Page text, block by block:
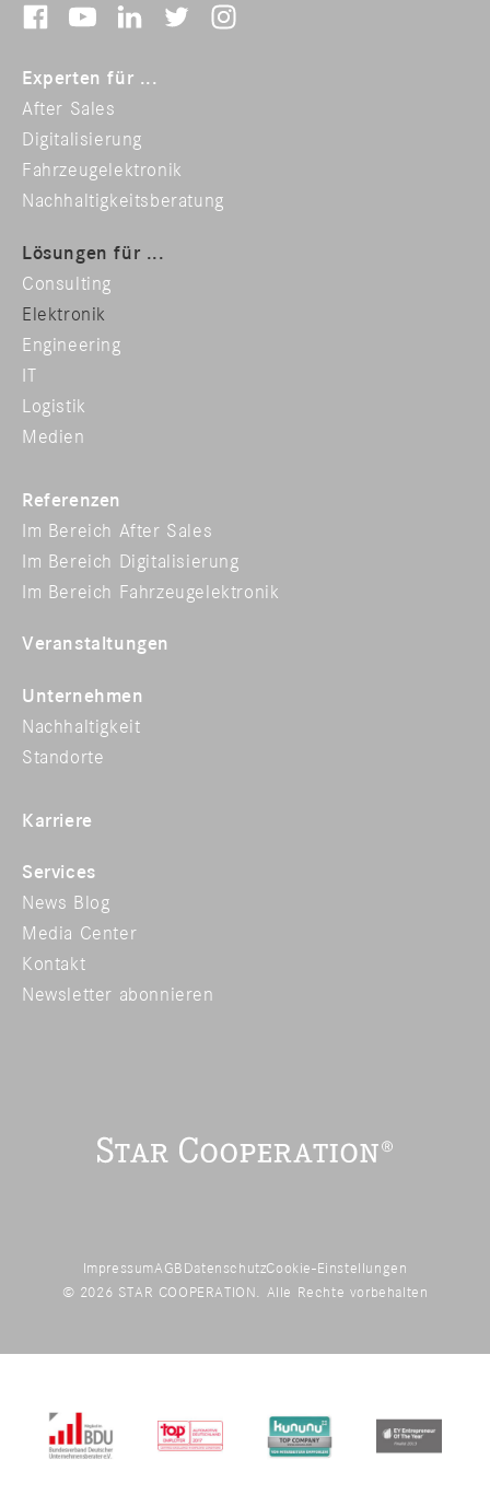
Experten für ...
After Sales
Digitalisierung
Fahrzeugelektronik
Nachhaltigkeitsberatung
Lösungen für ...
Consulting
Elektronik
Engineering
IT
Logistik
Medien
Referenzen
Im Bereich After Sales
Im Bereich Digitalisierung
Im Bereich Fahrzeugelektronik
Veranstaltungen
Unternehmen
Nachhaltigkeit
Standorte
Karriere
Services
News Blog
Media Center
Kontakt
Newsletter abonnieren
ImpressumAGB DatenschutzCookie-Einstellungen
© 2026 STAR COOPERATION. Alle Rechte vorbehalten